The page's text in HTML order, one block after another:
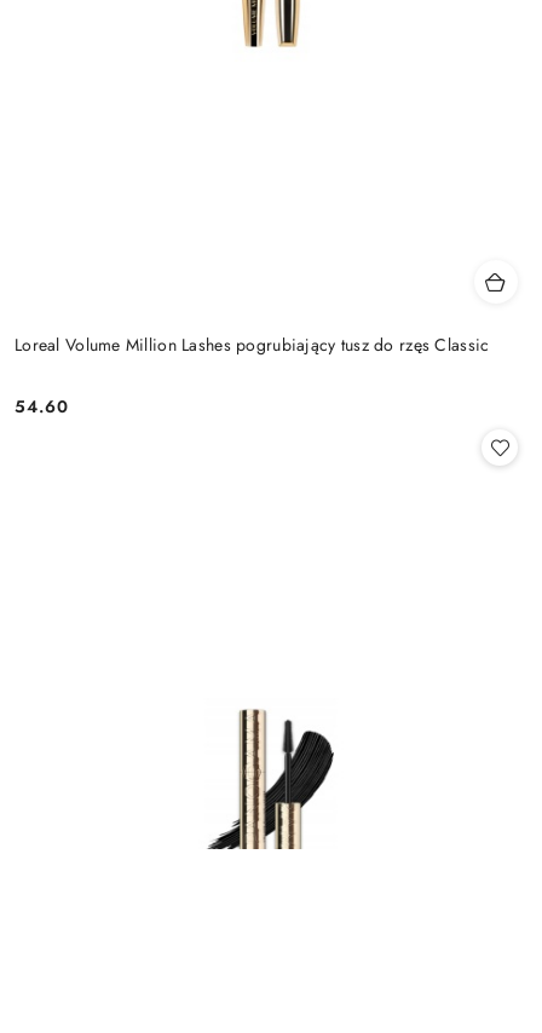
Loreal Volume Million Lashes pogrubiający tusz do rzęs Classic
Cena:
54.60